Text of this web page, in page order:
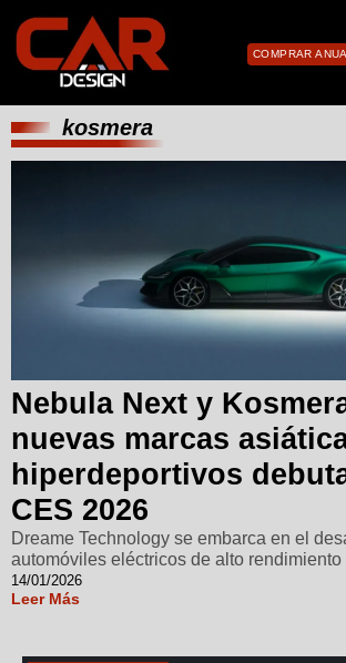
COMPRAR
kosmera
Nebula Next y
nuevas marcas
hiperdeportivos
CES 2026
Dreame Technology se embarca en el
automóviles eléctricos de alto rendimiento
14/01/2026
Leer Más